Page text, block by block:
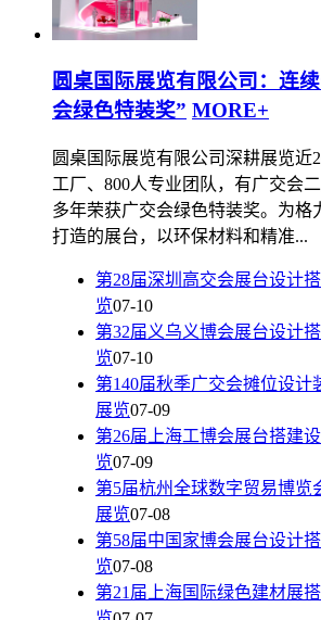
圆桌国际展览有限公司：连
会绿色特装奖” MORE+
圆桌国际展览有限公司深耕展览近
工厂、800人专业团队，有广交会
多年荣获广交会绿色特装奖。为格
打造的展台，以环保材料和精准...
第28届深圳高交会展台设计
览07-10
第32届义乌义博会展台设计
览07-10
第140届秋季广交会摊位设计
展览07-09
第26届上海工博会展台搭建
览07-09
第5届杭州全球数字贸易博览
展览07-08
第58届中国家博会展台设计
览07-08
第21届上海国际绿色建材展